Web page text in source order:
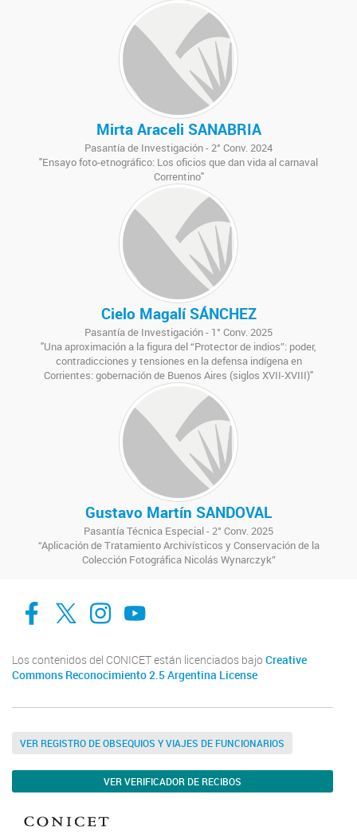
Mirta Araceli SANABRIA
Pasantía de Investigación - 2° Conv. 2024
"Ensayo foto-etnográfico: Los oficios que dan vida al carnaval
Correntino"
Cielo Magalí SÁNCHEZ
Pasantía de Investigación - 1° Conv. 2025
"Una aproximación a la figura del “Protector de indios”: poder,
contradicciones y tensiones en la defensa indígena en
Corrientes: gobernación de Buenos Aires (siglos XVII-XVIII)"
Gustavo Martín SANDOVAL
Pasantía Técnica Especial - 2° Conv. 2025
“Aplicación de Tratamiento Archivísticos y Conservación de la
Colección Fotográfica Nicolás Wynarczyk”
facebook
twitter
Instagram
Canal de Youtube
Los contenidos del CONICET están licenciados bajo Creative
Commons Reconocimiento 2.5 Argentina License
VER REGISTRO DE OBSEQUIOS Y VIAJES DE FUNCIONARIOS
VER VERIFICADOR DE RECIBOS